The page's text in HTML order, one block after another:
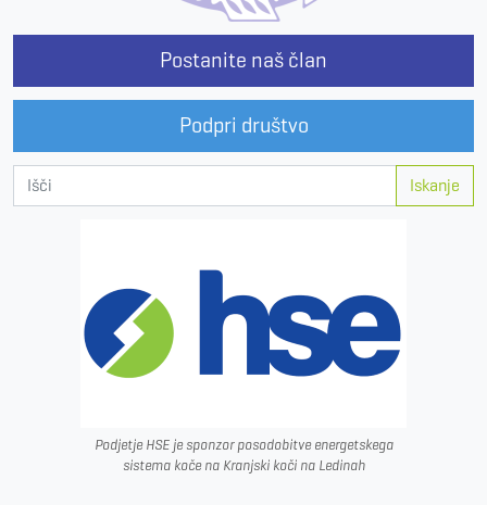
Postanite naš član
Podpri društvo
Iskanje
Podjetje HSE je sponzor posodobitve energetskega
sistema koče na Kranjski koči na Ledinah